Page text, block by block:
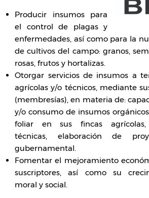
Producir insumos para
el control de plagas y
enfermedades, así como para la
de cultivos del campo: granos,
rosas, frutos y hortalizas.
Otorgar servicios de insumos a
agrícolas y/o técnicos, mediante
(membresías), en materia de:
y/o consumo de insumos
foliar en sus fincas agrícolas,
técnicas, elaboración de
gubernamental.
Fomentar el mejoramiento
suscriptores, así como su
moral y social.